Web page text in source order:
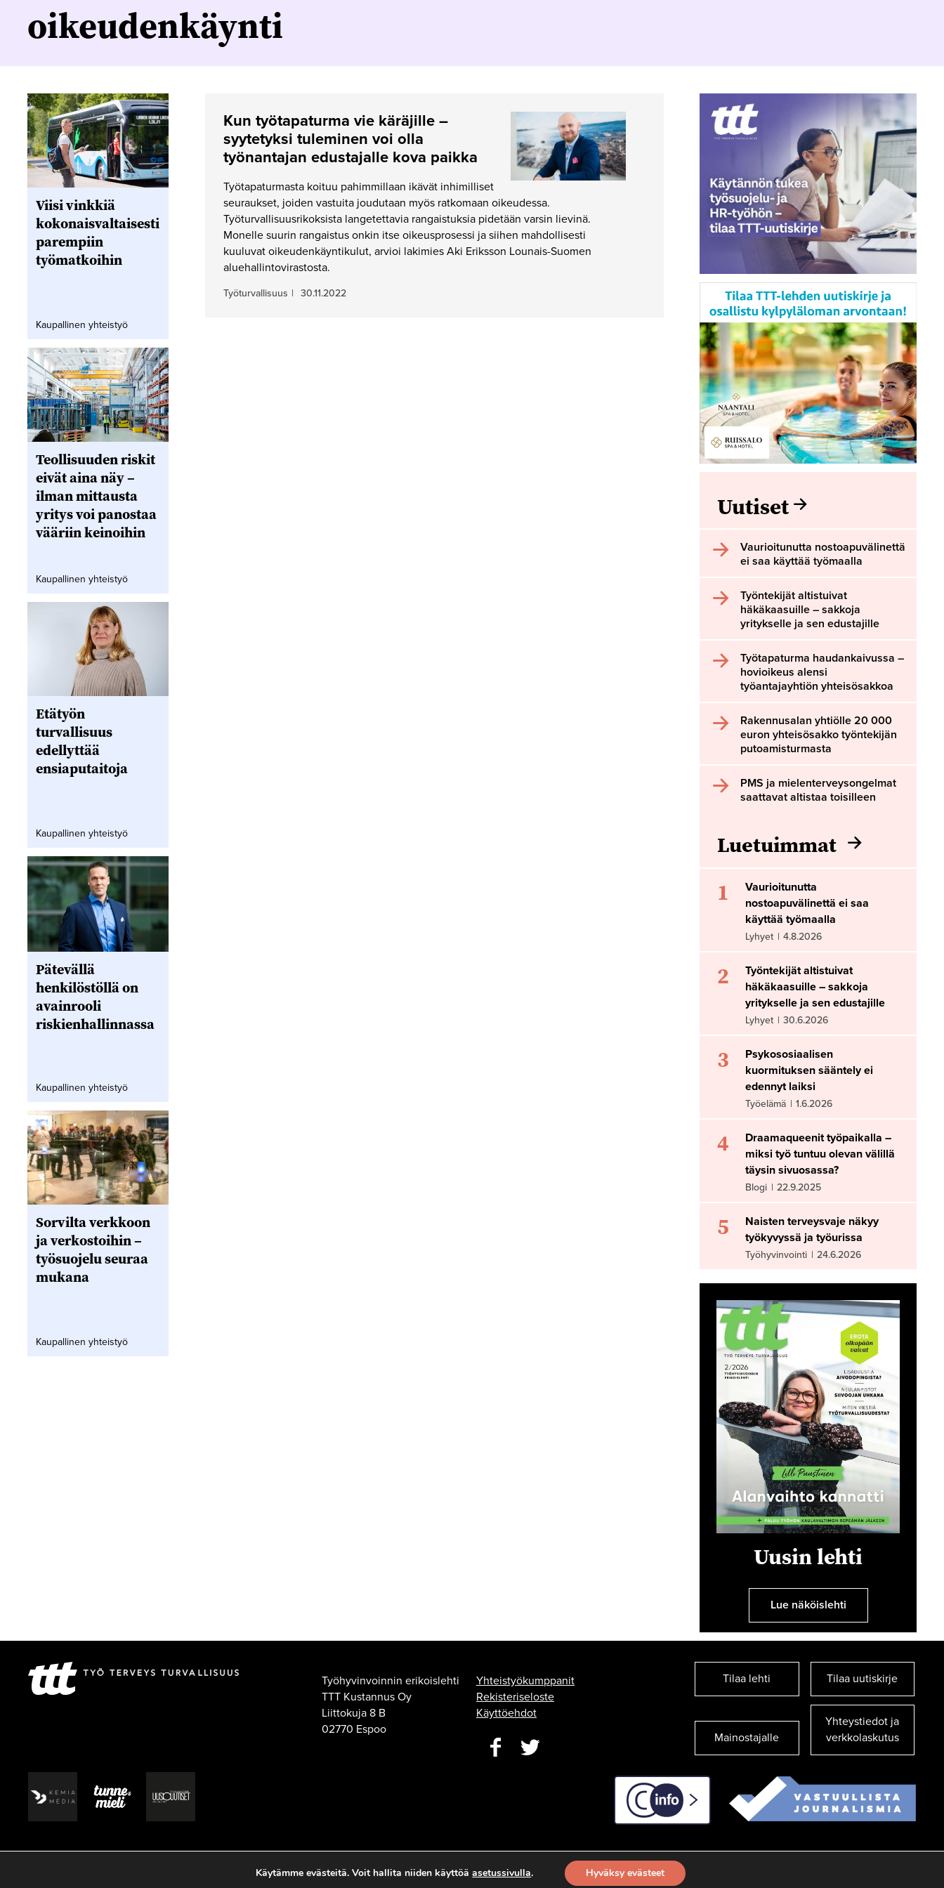
oikeudenkäynti
Kun työtapaturma vie käräjille –
syytetyksi tuleminen voi olla
työnantajan edustajalle kova paikka
Työtapaturmasta koituu pahimmillaan ikävät inhimilliset
seuraukset, joiden vastuita joudutaan myös ratkomaan oikeudessa.
Työturvallisuusrikoksista langetettavia rangaistuksia pidetään varsin lievinä.
Monelle suurin rangaistus onkin itse oikeusprosessi ja siihen mahdollisesti
kuuluvat oikeudenkäyntikulut, arvioi lakimies Aki Eriksson Lounais-Suomen
aluehallintovirastosta.
Työturvallisuus | 30.11.2022
Viisi vinkkiä
kokonaisvaltaisesti
parempiin
työmatkoihin
Kaupallinen yhteistyö
Teollisuuden riskit
eivät aina näy –
ilman mittausta
yritys voi panostaa
vääriin keinoihin
Kaupallinen yhteistyö
Etätyön
turvallisuus
edellyttää
ensiaputaitoja
Kaupallinen yhteistyö
Pätevällä
henkilöstöllä on
avainrooli
riskienhallinnassa
Kaupallinen yhteistyö
Sorvilta verkkoon
ja verkostoihin –
työsuojelu seuraa
mukana
Kaupallinen yhteistyö
Uutiset
Vaurioitunutta nostoapuvälinettä
ei saa käyttää työmaalla
Työntekijät altistuivat
häkäkaasuille – sakkoja
yritykselle ja sen edustajille
Työtapaturma haudankaivussa –
hovioikeus alensi
työantajayhtiön yhteisösakkoa
Rakennusalan yhtiölle 20 000
euron yhteisösakko työntekijän
putoamisturmasta
PMS ja mielenterveysongelmat
saattavat altistaa toisilleen
Luetuimmat
1
Vaurioitunutta
nostoapuvälinettä ei saa
käyttää työmaalla
Lyhyet | 4.8.2026
2
Työntekijät altistuivat
häkäkaasuille – sakkoja
yritykselle ja sen edustajille
Lyhyet | 30.6.2026
3
Psykososiaalisen
kuormituksen sääntely ei
edennyt laiksi
Työelämä | 1.6.2026
4
Draamaqueenit työpaikalla –
miksi työ tuntuu olevan välillä
täysin sivuosassa?
Blogi | 22.9.2025
5
Naisten terveysvaje näkyy
työkyvyssä ja työurissa
Työhyvinvointi | 24.6.2026
Uusin lehti
Lue näköislehti
Työhyvinvoinnin erikoislehti
TTT Kustannus Oy
Liittokuja 8 B
02770 Espoo
Yhteistyökumppanit
Rekisteriseloste
Käyttöehdot
Tilaa lehti Tilaa uutiskirje
Mainostajalle
Yhteystiedot ja
verkkolaskutus
C-info
Käytämme evästeitä. Voit hallita niiden käyttöäasetussivulla. Hyväksy evästeet